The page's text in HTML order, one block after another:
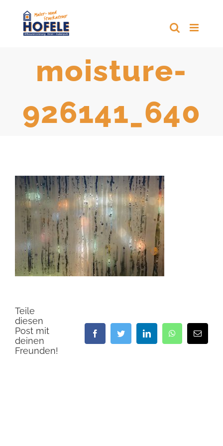
moisture-
926141_640
Teile
diesen
Post mit
deinen
Freunden!
FacebookTwitter LinkedIn WhatsApp
E-
Mail